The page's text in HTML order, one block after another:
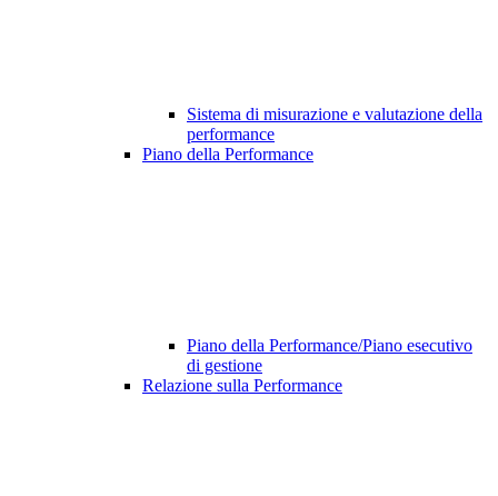
Sistema di misurazione e valutazione della
performance
Piano della Performance
Piano della Performance/Piano esecutivo
di gestione
Relazione sulla Performance